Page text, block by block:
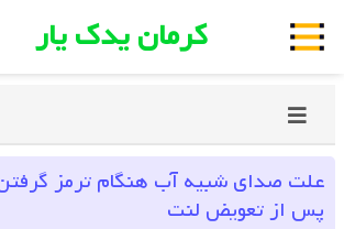
کرمان یدک یار
پس از تعویض لنت